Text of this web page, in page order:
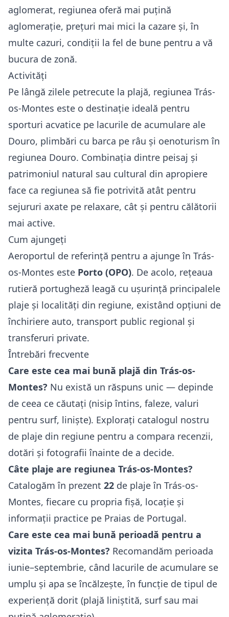
aglomerat, regiunea oferă mai puțină
aglomerație, prețuri mai mici la cazare și, în
multe cazuri, condiții la fel de bune pentru a vă
bucura de zonă.
Activități
Pe lângă zilele petrecute la plajă, regiunea Trás-
os-Montes este o destinație ideală pentru
sporturi acvatice pe lacurile de acumulare ale
Douro, plimbări cu barca pe râu și oenoturism în
regiunea Douro. Combinația dintre peisaj și
patrimoniul natural sau cultural din apropiere
face ca regiunea să fie potrivită atât pentru
sejururi axate pe relaxare, cât și pentru călătorii
mai active.
Cum ajungeți
Aeroportul de referință pentru a ajunge în Trás-
os-Montes este Porto (OPO). De acolo, rețeaua
rutieră portugheză leagă cu ușurință principalele
plaje și localități din regiune, existând opțiuni de
închiriere auto, transport public regional și
transferuri private.
Întrebări frecvente
Care este cea mai bună plajă din Trás-os-
Montes? Nu există un răspuns unic — depinde
de ceea ce căutați (nisip întins, faleze, valuri
pentru surf, liniște). Explorați catalogul nostru
de plaje din regiune pentru a compara recenzii,
dotări și fotografii înainte de a decide.
Câte plaje are regiunea Trás-os-Montes?
Catalogăm în prezent 22 de plaje în Trás-os-
Montes, fiecare cu propria fișă, locație și
informații practice pe Praias de Portugal.
Care este cea mai bună perioadă pentru a
vizita Trás-os-Montes? Recomandăm perioada
iunie–septembrie, când lacurile de acumulare se
umplu și apa se încălzește, în funcție de tipul de
experiență dorit (plajă liniștită, surf sau mai